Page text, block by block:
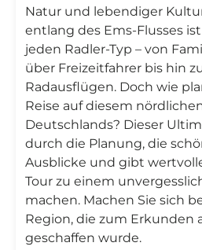
Natur und lebendiger
entlang des Ems-Flusses
jeden Radler-Typ – von
über Freizeitfahrer bis hin
Radausflügen. Doch wie
Reise auf diesem
Deutschlands? Dieser
durch die Planung, die
Ausblicke und gibt
Tour zu einem
machen. Machen Sie sich
Region, die zum Erkunden
geschaffen wurde.